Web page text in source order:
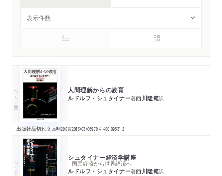
ちくま学芸文庫 人間理解からの教育
ルドルフ・シュタイナー著西川隆範訳
出版社品切れ文庫判288頁2013/03/06978-4-480-09531-2
ちくま学芸文庫 シュタイナー経済学講座
─国民経済から世界経済へ
ルドルフ・シュタイナー著西川隆範訳